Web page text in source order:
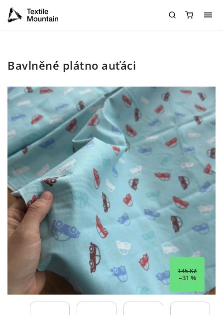
Bavlněné plátno auťáci
145 Kč
–31 %